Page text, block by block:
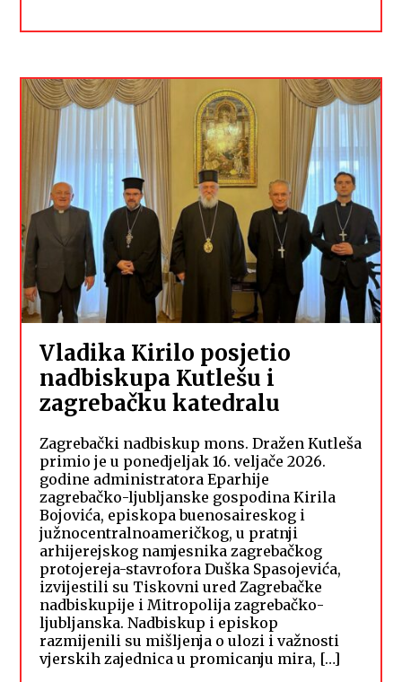
Vladika Kirilo posjetio
nadbiskupa Kutlešu i
zagrebačku katedralu
Zagrebački nadbiskup mons. Dražen Kutleša
primio je u ponedjeljak 16. veljače 2026.
godine administratora Eparhije
zagrebačko-ljubljanske gospodina Kirila
Bojovića, episkopa buenosaireskog i
južnocentralnoameričkog, u pratnji
arhijerejskog namjesnika zagrebačkog
protojereja-stavrofora Duška Spasojevića,
izvijestili su Tiskovni ured Zagrebačke
nadbiskupije i Mitropolija zagrebačko-
ljubljanska. Nadbiskup i episkop
razmijenili su mišljenja o ulozi i važnosti
vjerskih zajednica u promicanju mira, […]